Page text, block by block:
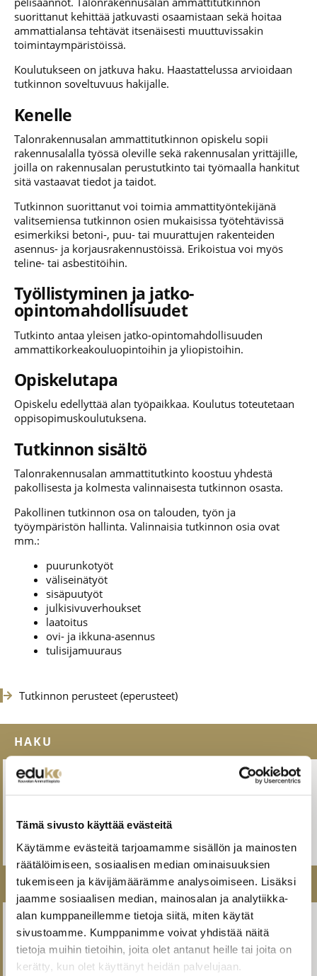
Tämä sivusto käyttää evästeitä
Käytämme evästeitä tarjoamamme sisällön ja mainosten
räätälöimiseen, sosiaalisen median ominaisuuksien
tukemiseen ja kävijämäärämme analysoimiseen. Lisäksi
jaamme sosiaalisen median, mainosalan ja analytiikka-
alan kumppaneillemme tietoja siitä, miten käytät
sivustoamme. Kumppanimme voivat yhdistää näitä
tietoja muihin tietoihin, joita olet antanut heille tai joita on
kerätty, kun olet käyttänyt heidän palvelujaan.
suorittanut kehittää jatkuvasti osaamistaan sekä hoitaa
ammattialansa tehtävät itsenäisesti muuttuvissakin
toimintaympäristöissä.
Koulutukseen on jatkuva haku. Haastattelussa arvioidaan
tutkinnon soveltuvuus hakijalle.
Kenelle
Talonrakennusalan ammattitutkinnon opiskelu sopii
rakennusalalla työssä oleville sekä rakennusalan yrittäjille,
joilla on rakennusalan perustutkinto tai työmaalla hankitut
sitä vastaavat tiedot ja taidot.
Tutkinnon suorittanut voi toimia ammattityöntekijänä
valitsemiensa tutkinnon osien mukaisissa työtehtävissä
esimerkiksi betoni-, puu- tai muurattujen rakenteiden
asennus- ja korjausrakennustöissä. Erikoistua voi myös
teline- tai asbestitöihin.
Työllistyminen ja jatko-
opintomahdollisuudet
Tutkinto antaa yleisen jatko-opintomahdollisuuden
ammattikorkeakouluopintoihin ja yliopistoihin.
Opiskelutapa
Opiskelu edellyttää alan työpaikkaa. Koulutus toteutetaan
oppisopimuskoulutuksena.
Tutkinnon sisältö
Talonrakennusalan ammattitutkinto koostuu yhdestä
pakollisesta ja kolmesta valinnaisesta tutkinnon osasta.
Pakollinen tutkinnon osa on talouden, työn ja
työympäristön hallinta. Valinnaisia tutkinnon osia ovat
mm.:
puurunkotyöt
väliseinätyöt
sisäpuutyöt
julkisivuverhoukset
laatoitus
ovi- ja ikkuna-asennus
tulisijamuuraus
Tutkinnon perusteet (eperusteet)
HAKU
Miten haen
Jatkuva haku
MUUT TÄMÄN ALAN KOULUTUKSET
Pintakäsittelyalan ammattitutkinto
Pintakäsittelyalan perustutkinto,Maalari